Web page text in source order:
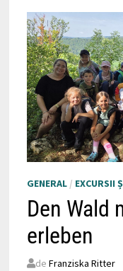
GENERAL/ EXCURSII
Den Wald
erleben
de Franziska Ritter